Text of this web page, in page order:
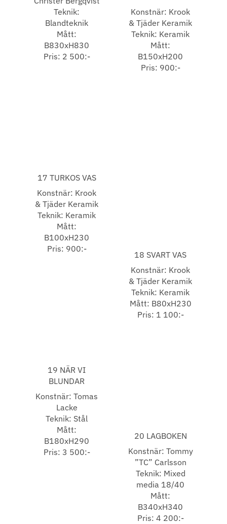
Teknik:
Blandteknik
Mått:
B830xH830
Pris: 2 500:-
Konstnär: Krook
& Tjäder Keramik
Teknik: Keramik
Mått:
B150xH200
Pris: 900:-
17 TURKOS VAS
Konstnär: Krook
& Tjäder Keramik
Teknik: Keramik
Mått:
B100xH230
Pris: 900:-
18 SVART VAS
Konstnär: Krook
& Tjäder Keramik
Teknik: Keramik
Mått: B80xH230
Pris: 1 100:-
19 NÄR VI
BLUNDAR
Konstnär: Tomas
Lacke
Teknik: Stål
Mått:
B180xH290
Pris: 3 500:-
20 LAGBOKEN
Konstnär: Tommy
”TC” Carlsson
Teknik: Mixed
media 18/40
Mått:
B340xH340
Pris: 4 200:-